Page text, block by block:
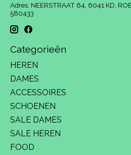
Adres: NEERSTRAAT 64, 6041 KD,
580433
Categorieën
HEREN
DAMES
ACCESSOIRES
SCHOENEN
SALE DAMES
SALE HEREN
FOOD